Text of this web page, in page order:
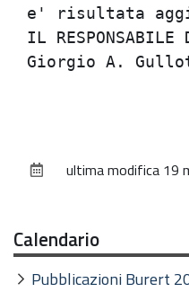
e'
IL
documentoultima modifica 19
Calendario
Pubblicazioni Burert